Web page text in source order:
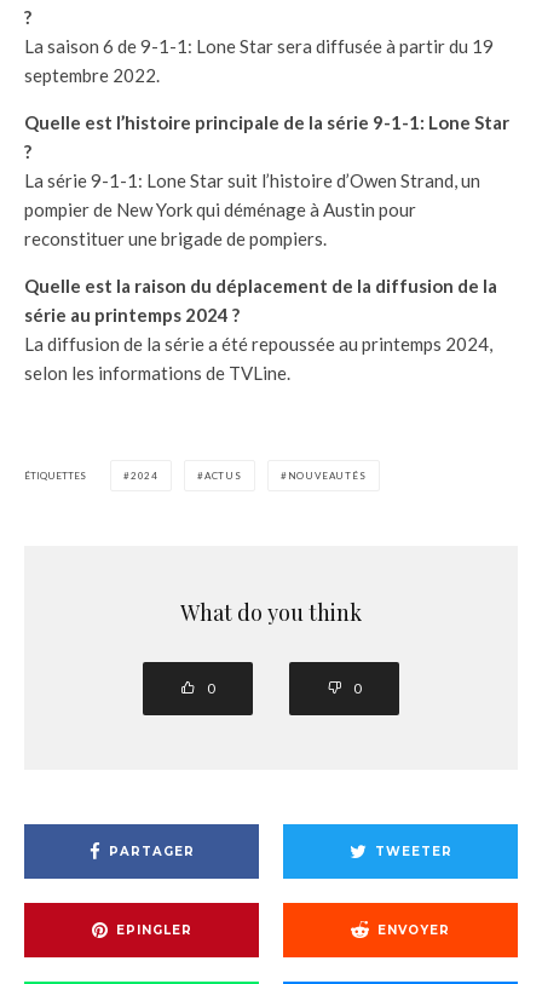
?
La saison 6 de 9-1-1: Lone Star sera diffusée à partir du 19
septembre 2022.
Quelle est l’histoire principale de la série 9-1-1: Lone Star
?
La série 9-1-1: Lone Star suit l’histoire d’Owen Strand, un
pompier de New York qui déménage à Austin pour
reconstituer une brigade de pompiers.
Quelle est la raison du déplacement de la diffusion de la
série au printemps 2024 ?
La diffusion de la série a été repoussée au printemps 2024,
selon les informations de TVLine.
ÉTIQUETTES 2024 ACTUS NOUVEAUTÉS
What do you think
0 0
PARTAGER TWEETER
EPINGLER ENVOYER